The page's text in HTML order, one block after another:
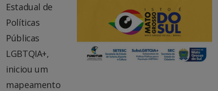
Estadual de
Políticas
Públicas
LGBTQIA+,
iniciou um
mapeamento